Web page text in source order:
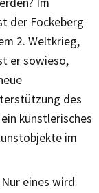
der Fockeberg
2. Weltkrieg,
er sowieso,
des
künstlerisches
im
eines wird